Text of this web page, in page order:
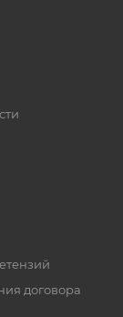
договора